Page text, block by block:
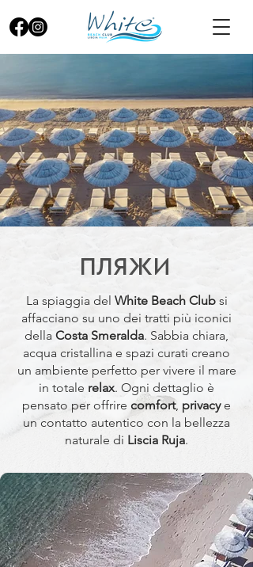
ПЛЯЖИ
La spiaggia del White Beach Clubsi
affacciano su uno dei tratti più iconici
della Costa Smeralda. Sabbia chiara,
acqua cristallina e spazi curati creano
un ambiente perfetto per vivere il mare
in totale relax. Ogni dettaglio è
pensato per offrire comfort, privacye
un contatto autentico con la bellezza
naturale di Liscia Ruja.